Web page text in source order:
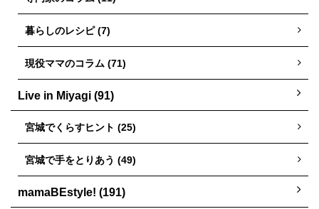
暮らしのレシピ (7)
現役ママのコラム (71)
Live in Miyagi (91)
宮城でくらすヒント (25)
宮城で手をとりあう (49)
mamaBEstyle! (191)